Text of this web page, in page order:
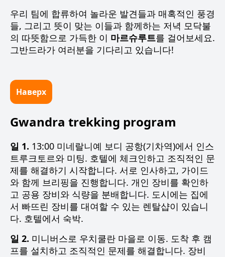
우리 팀에 합류하여 놀라운 발견들과 매혹적인 풍경
들, 그리고 뜻이 맞는 이들과 함께하는 저녁 모닥불
의 따뜻함으로 가득한 이 마르슈루트를 걸어보세요.
그반드라가 여러분을 기다리고 있습니다!
Наверх
Gwandra trekking program
일 1. 13:00 미네랄니예 보디 공항(기차역)에서 인스
트루크토르와 미팅. 호텔에 체크인하고 조직적인 문
제를 해결하기 시작합니다. 서로 인사하고, 가이드
와 함께 브리핑을 진행합니다. 개인 장비를 확인하
고 공용 장비와 식량을 분배합니다. 도시에는 집에
서 빠뜨린 장비를 대여할 수 있는 렌탈샵이 있습니
다. 호텔에서 숙박.
일 2. 미니버스로 우치쿨란 마을로 이동. 도착 후 캠
프를 설치하고 조직적인 문제를 해결합니다. 장비